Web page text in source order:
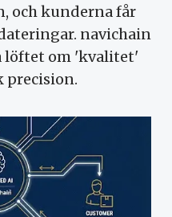
och kunderna får
navichain
löftet om 'kvalitet'
precision.